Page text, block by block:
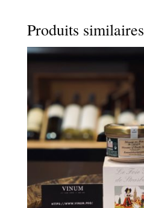
Produits similaires